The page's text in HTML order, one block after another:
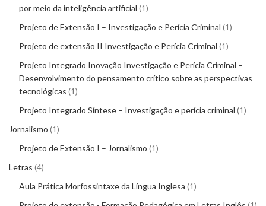
por meio da inteligência artificial 1
Projeto de Extensão I – Investigação e Perícia Criminal 1
Projeto de extensão II Investigação e Perícia Criminal 1
Projeto Integrado Inovação Investigação e Perícia Criminal –
Desenvolvimento do pensamento crítico sobre as perspectivas
tecnológicas 1
Projeto Integrado Síntese – Investigação e perícia criminal 1
Jornalismo 1
Projeto de Extensão I – Jornalismo 1
Letras 4
Aula Prática Morfossintaxe da Língua Inglesa 1